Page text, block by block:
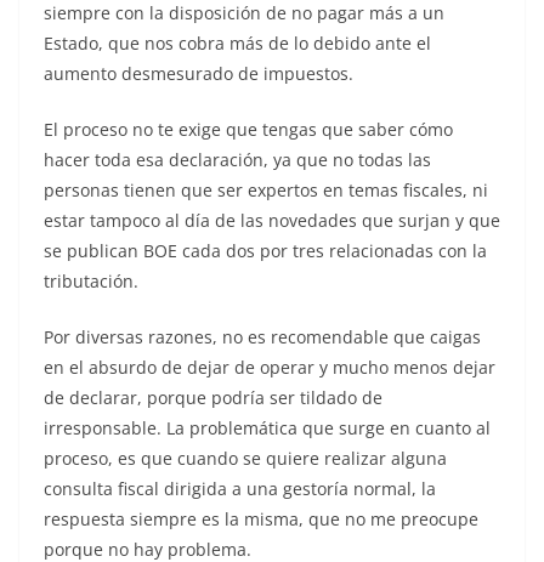
siempre con la disposición de no pagar más a un
Estado, que nos cobra más de lo debido ante el
aumento desmesurado de impuestos.
El proceso no te exige que tengas que saber cómo
hacer toda esa declaración, ya que no todas las
personas tienen que ser expertos en temas fiscales, ni
estar tampoco al día de las novedades que surjan y que
se publican BOE cada dos por tres relacionadas con la
tributación.
Por diversas razones, no es recomendable que caigas
en el absurdo de dejar de operar y mucho menos dejar
de declarar, porque podría ser tildado de
irresponsable. La problemática que surge en cuanto al
proceso, es que cuando se quiere realizar alguna
consulta fiscal dirigida a una gestoría normal, la
respuesta siempre es la misma, que no me preocupe
porque no hay problema.